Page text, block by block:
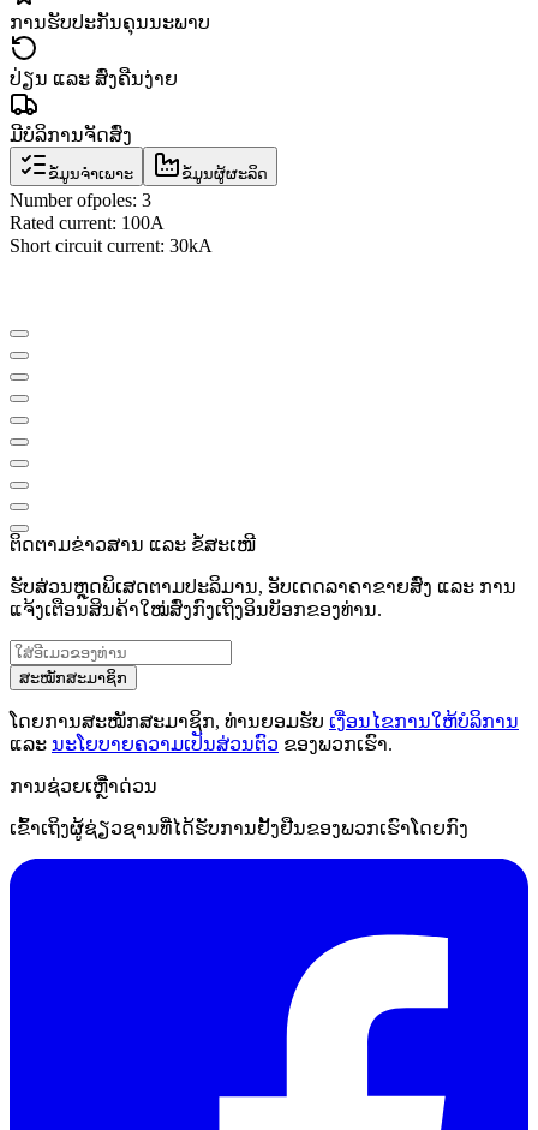
ການຮັບປະກັນຄຸນນະພາບ
ປ່ຽນ ແລະ ສົ່ງຄືນງ່າຍ
ມີບໍລິການຈັດສົ່ງ
ຂໍ້ມູນຈຳເພາະ ຂໍ້ມູນຜູ້ຜະລິດ
Number ofpoles: 3
Rated current: 100A
Short circuit current: 30kA
ຕິດຕາມຂ່າວສານ ແລະ ຂໍ້ສະເໜີ
ຮັບສ່ວນຫຼຸດພິເສດຕາມປະລິມານ, ອັບເດດລາຄາຂາຍສົ່ງ ແລະ ການ
ແຈ້ງເຕືອນສິນຄ້າໃໝ່ສົ່ງກົງເຖິງອິນບັອກຂອງທ່ານ.
ສະໝັກສະມາຊິກ
ໂດຍການສະໝັກສະມາຊິກ, ທ່ານຍອມຮັບ ເງື່ອນໄຂການໃຫ້ບໍລິການ
ແລະ ນະໂຍບາຍຄວາມເປັນສ່ວນຕົວ ຂອງພວກເຮົາ.
ການຊ່ວຍເຫຼືໍາດ່ວນ
ເຂົ້າເຖິງຜູ້ຊ່ຽວຊານທີ່ໄດ້ຮັບການຢັ້ງຢືນຂອງພວກເຮົາໂດຍກົງ